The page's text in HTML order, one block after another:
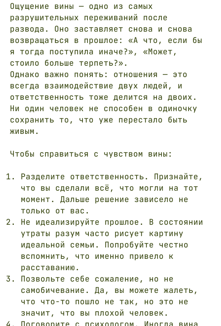
Ощущение вины — одно из самых
разрушительных переживаний после
развода. Оно заставляет снова и снова
возвращаться в прошлое: «А что, если бы
я тогда поступила иначе?», «Может,
стоило больше терпеть?».
Однако важно понять: отношения — это
всегда взаимодействие двух людей, и
ответственность тоже делится на двоих.
Ни один человек не способен в одиночку
сохранить то, что уже перестало быть
живым.
Чтобы справиться с чувством вины:
Разделите ответственность. Признайте,
что вы сделали всё, что могли на тот
момент. Дальше решение зависело не
только от вас.
Не идеализируйте прошлое. В состоянии
утраты разум часто рисует картину
идеальной семьи. Попробуйте честно
вспомнить, что именно привело к
расставанию.
Позвольте себе сожаление, но не
самобичевание. Да, вы можете жалеть,
что что-то пошло не так, но это не
значит, что вы плохой человек.